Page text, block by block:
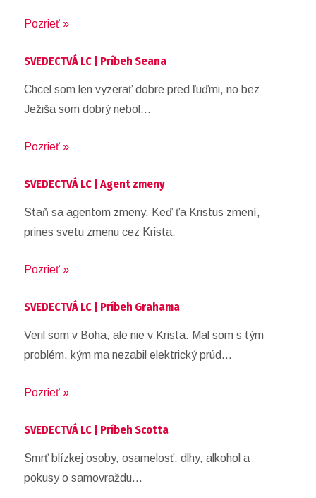
Pozrieť »
SVEDECTVÁ LC | Príbeh Seana
Chcel som len vyzerať dobre pred ľuďmi, no bez
Ježiša som dobrý nebol…
Pozrieť »
SVEDECTVÁ LC | Agent zmeny
Staň sa agentom zmeny. Keď ťa Kristus zmení,
prines svetu zmenu cez Krista.
Pozrieť »
SVEDECTVÁ LC | Príbeh Grahama
Veril som v Boha, ale nie v Krista. Mal som s tým
problém, kým ma nezabil elektrický prúd…
Pozrieť »
SVEDECTVÁ LC | Príbeh Scotta
Smrť blízkej osoby, osamelosť, dlhy, alkohol a
pokusy o samovraždu…